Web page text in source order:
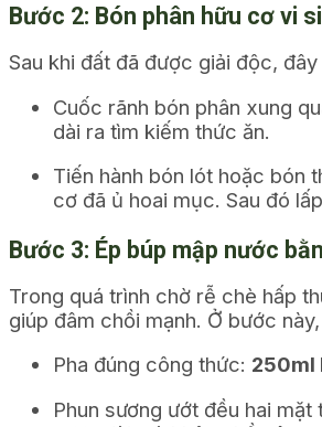
Bước 2: Bón phân hữu cơ vi
Sau khi đất đã được giải độc,
Cuốc rãnh bón phân xung
dài ra tìm kiếm thức ăn.
Tiến hành bón lót hoặc bón
cơ đã ủ hoai mục. Sau đó
Bước 3: Ép búp mập nước
Trong quá trình chờ rễ chè hấp
giúp đâm chồi mạnh. Ở bước
Pha đúng công thức: 250ml
Phun sương ướt đều hai mặt